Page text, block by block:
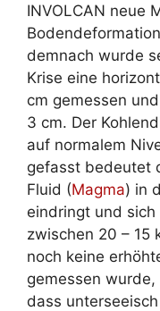
INVOLCAN neue
demnach wurde
Krise eine
cm gemessen
3 cm. Der
auf normalem
gefasst bedeutet
Fluid (Magma) in
eindringt und
zwischen 20 – 15
noch keine
gemessen
dass